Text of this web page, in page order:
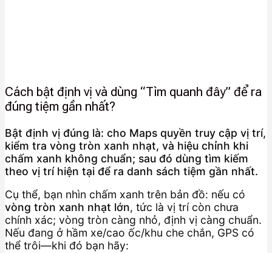
Cách bật định vị và dùng “Tìm quanh đây” để ra
đúng tiệm gần nhất?
Bật định vị đúng là: cho Maps quyền truy cập vị trí,
kiểm tra vòng tròn xanh nhạt, và hiệu chỉnh khi
chấm xanh không chuẩn; sau đó dùng tìm kiếm
theo vị trí hiện tại để ra danh sách tiệm gần nhất.
Cụ thể, bạn nhìn chấm xanh trên bản đồ: nếu có
vòng tròn xanh nhạt lớn, tức là vị trí còn chưa
chính xác; vòng tròn càng nhỏ, định vị càng chuẩn.
Nếu đang ở hầm xe/cao ốc/khu che chắn, GPS có
thể trôi—khi đó bạn hãy: